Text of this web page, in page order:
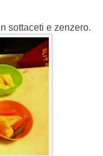
sottaceti e zenzero.